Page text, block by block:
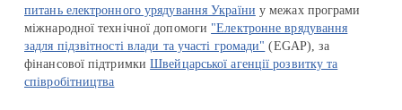
питань електронного урядування України у межах програми
міжнародної технічної допомоги "Електронне врядування
задля підзвітності влади та участі громади" (EGAP), за
фінансової підтримкиШвейцарської агенції розвитку та
співробітництва